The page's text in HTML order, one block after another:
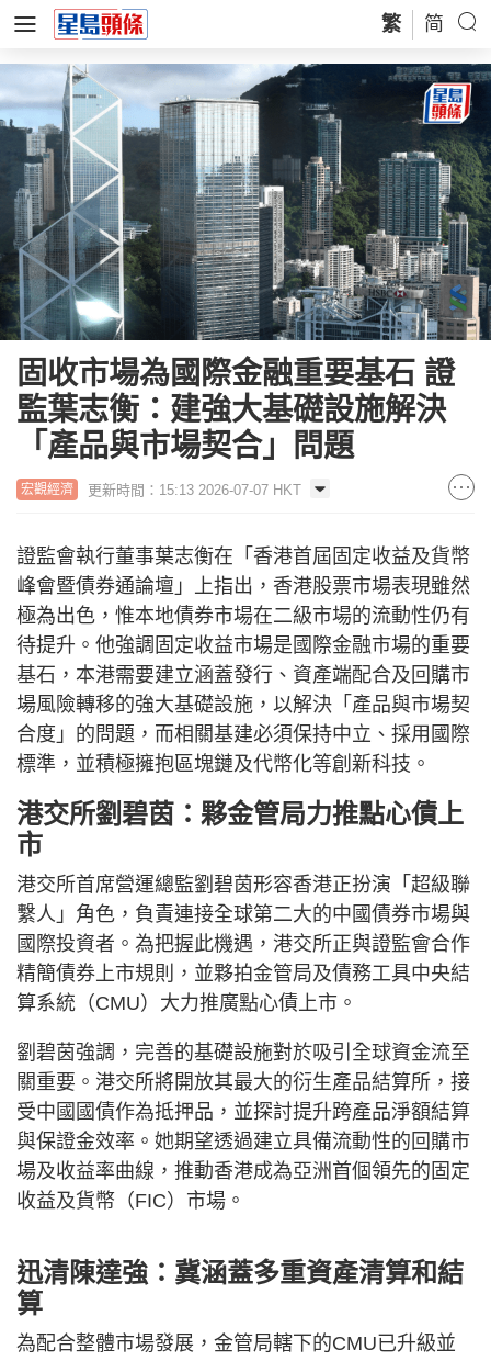
繁 简
固收市場為國際金融重要基石 證
監葉志衡：建強大基礎設施解決
「產品與市場契合」問題
宏觀經濟 更新時間：15:13 2026-07-07 HKT
證監會執行董事葉志衡在「香港首屆固定收益及貨幣
峰會暨債券通論壇」上指出，香港股票市場表現雖然
極為出色，惟本地債券市場在二級市場的流動性仍有
待提升。他強調固定收益市場是國際金融市場的重要
基石，本港需要建立涵蓋發行、資產端配合及回購市
場風險轉移的強大基礎設施，以解決「產品與市場契
合度」的問題，而相關基建必須保持中立、採用國際
標準，並積極擁抱區塊鏈及代幣化等創新科技。
港交所劉碧茵：夥金管局力推點心債上
市
港交所首席營運總監劉碧茵形容香港正扮演「超級聯
繫人」角色，負責連接全球第二大的中國債券市場與
國際投資者。為把握此機遇，港交所正與證監會合作
精簡債券上市規則，並夥拍金管局及債務工具中央結
算系統（CMU）大力推廣點心債上市。
劉碧茵強調，完善的基礎設施對於吸引全球資金流至
關重要。港交所將開放其最大的衍生產品結算所，接
受中國國債作為抵押品，並探討提升跨產品淨額結算
與保證金效率。她期望透過建立具備流動性的回購市
場及收益率曲線，推動香港成為亞洲首個領先的固定
收益及貨幣（FIC）市場。
迅清陳達強：冀涵蓋多重資產清算和結
算
為配合整體市場發展，金管局轄下的CMU已升級並